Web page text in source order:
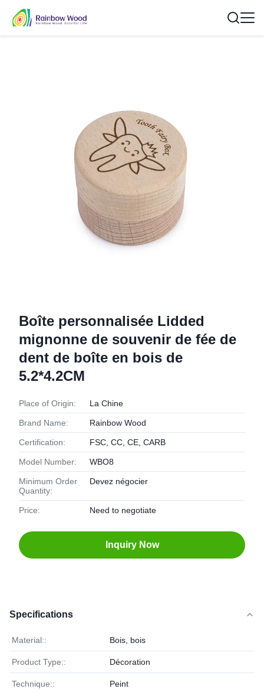
Boîte personnalisée Lidded
mignonne de souvenir de fée de
dent de boîte en bois de
5.2*4.2CM
Place of Origin: La Chine
Brand Name: Rainbow Wood
Certification: FSC, CC, CE, CARB
Model Number: WBO8
Minimum Order
Quantity:
Devez négocier
Price: Need to negotiate
Inquiry Now
Specifications
Material:: Bois, bois
Product Type:: Décoration
Technique:: Peint